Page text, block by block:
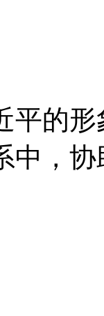
平的
中，